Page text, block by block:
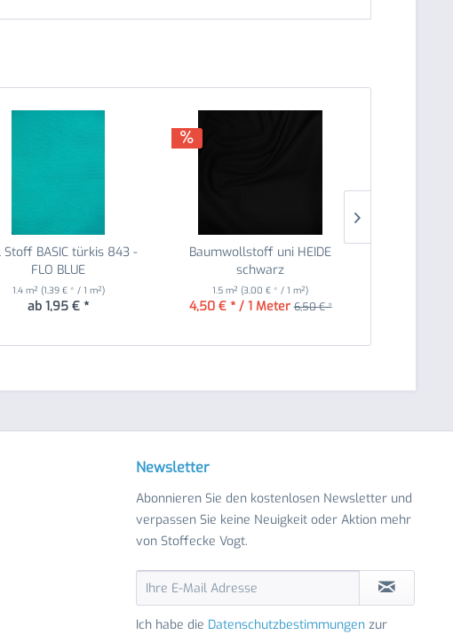
Stoff BASIC türkis 843 -
FLO BLUE
1.4 m² (1,39 € * / 1 m²)
ab 1,95 € *
Baumwollstoff uni HEIDE
schwarz
1.5 m²(3,00 € * / 1 m²)
4,50 € * / 1 Meter 6,50 € *
Newsletter
Abonnieren Sie den kostenlosen Newsletter und
verpassen Sie keine Neuigkeit oder Aktion mehr
von Stoffecke Vogt.
Ich habe die Datenschutzbestimmungen zur